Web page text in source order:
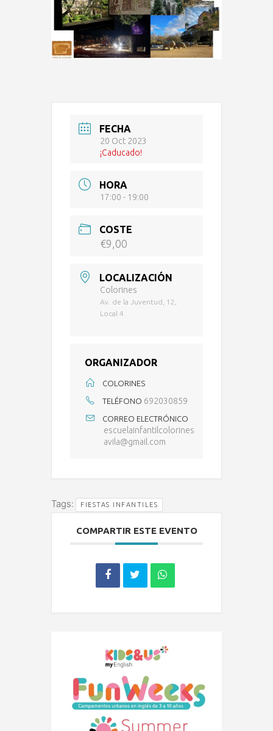
FECHA
20 Oct 2023
¡Caducado!
HORA
17:00 - 19:00
COSTE
€9,00
LOCALIZACIÓN
Colorines
Av. de la Juventud, 12,
Local 4
ORGANIZADOR
COLORINES
TELÉFONO 692030859
CORREO ELECTRÓNICO
escuelainfantilcolorines
avila@gmail.com
Tags: FIESTAS INFANTILES
COMPARTIR ESTE EVENTO